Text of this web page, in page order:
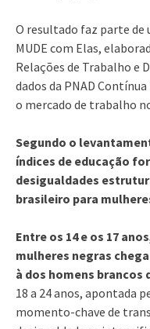
O resultado faz parte
MUDE com Elas,
Relações de Trabalho e
dados da PNAD
o mercado de trabalho
Segundo o
índices de educação
desigualdades
brasileiro para
Entre os 14 e os 17
mulheres negras
à dos homens brancos
18 a 24 anos, apontada
momento-chave de